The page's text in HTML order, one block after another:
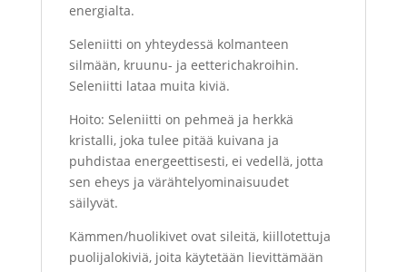
energialta.
Seleniitti on yhteydessä kolmanteen
silmään, kruunu- ja eetterichakroihin.
Seleniitti lataa muita kiviä.
Hoito: Seleniitti on pehmeä ja herkkä
kristalli, joka tulee pitää kuivana ja
puhdistaa energeettisesti, ei vedellä, jotta
sen eheys ja värähtelyominaisuudet
säilyvät.
Kämmen/huolikivet ovat sileitä, kiillotettuja
puolijalokiviä, joita käytetään lievittämään